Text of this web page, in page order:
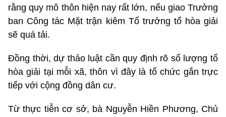
rằng quy mô thôn hiện nay rất lớn, nếu giao Trưởng
ban Công tác Mặt trận kiêm Tổ trưởng tổ hòa giải
sẽ quá tải.
Đồng thời, dự thảo luật cần quy định rõ số lượng tổ
hòa giải tại mỗi xã, thôn vì đây là tổ chức gắn trực
tiếp với cộng đồng dân cư.
Từ thực tiễn cơ sở, bà Nguyễn Hiền Phương, Chủ